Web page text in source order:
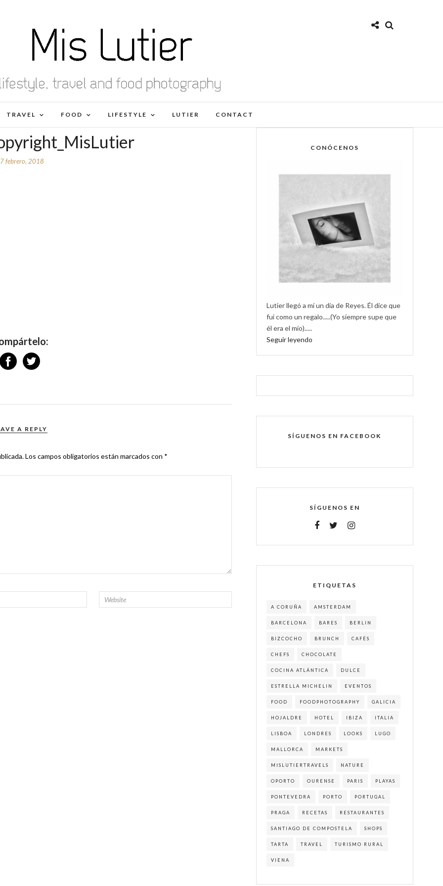
TRAVEL FOOD LIFESTYLE LUTIER CONTACT
febrero, 2018
A REPLY
Los campos obligatorios están marcados con *
CONÓCENOS
Lutier llegó a mí un día de Reyes. Él dice que
fui como un regalo.....(Yo siempre supe que
él era el mío).....
Seguir leyendo
SÍGUENOS EN FACEBOOK
SÍGUENOS EN
ETIQUETAS
A CORUÑA AMSTERDAM
BARCELONA BARES BERLIN
BIZCOCHO BRUNCH CAFÉS
CHEFS CHOCOLATE
COCINA ATLÁNTICA DULCE
ESTRELLA MICHELIN EVENTOS
FOOD FOODPHOTOGRAPHY GALICIA
HOJALDRE HOTEL IBIZA ITALIA
LISBOA LONDRES LOOKS LUGO
MALLORCA MARKETS
MISLUTIERTRAVELS NATURE
OPORTO OURENSE PARIS PLAYAS
PONTEVEDRA PORTO PORTUGAL
PRAGA RECETAS RESTAURANTES
SANTIAGO DE COMPOSTELA SHOPS
TARTA TRAVEL TURISMO RURAL
VIENA